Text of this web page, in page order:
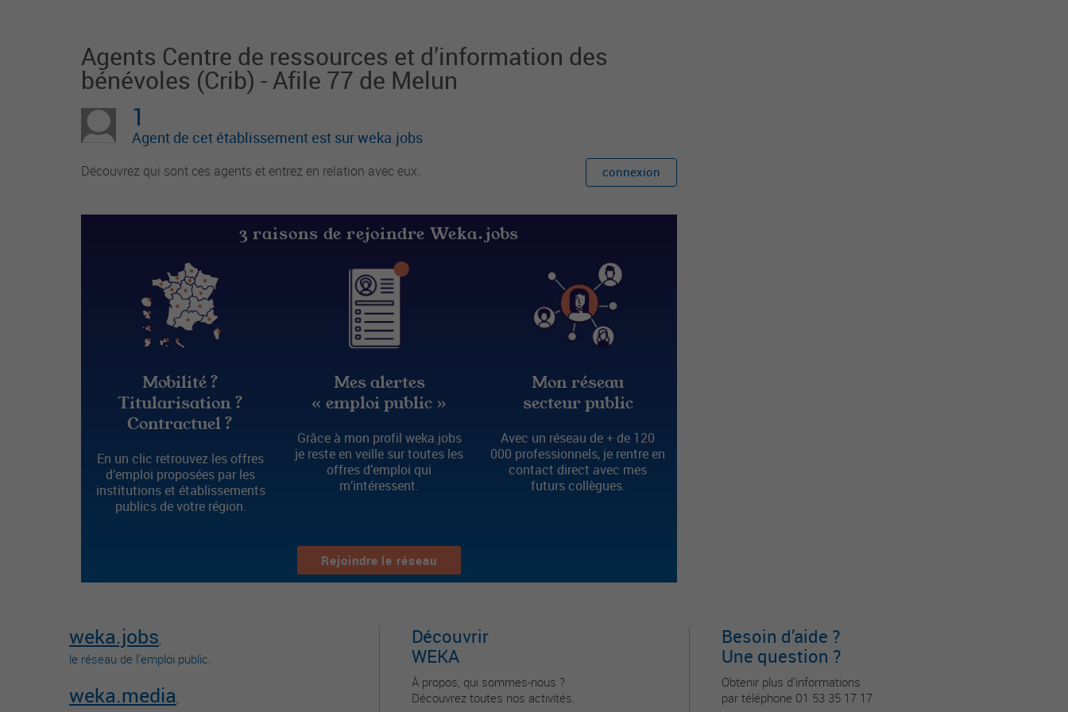
Agents Centre de ressources et d’information des
bénévoles (Crib) - Afile 77 de Melun
1
Agent de cet établissement est sur weka.jobs
Découvrez qui sont ces agents et entrez en relation avec eux. connexion
3 raisons de rejoindre Weka.jobs
Mobilité ?
Titularisation ?
Contractuel ?
En un clic retrouvez les offres
d’emploi proposées par les
institutions et établissements
publics de votre région.
Mes alertes
« emploi public »
Grâce à mon profil weka.jobs
je reste en veille sur toutes les
offres d’emploi qui
m’intéressent.
Mon réseau
secteur public
Avec un réseau de + de 120
000 professionnels, je rentre en
contact direct avec mes
futurs collègues.
Rejoindre le réseau
weka.jobs,
le réseau de l’emploi public.
weka.media,
Découvrir
WEKA
À propos, qui sommes-nous ?
Découvrez toutes nos activités.
Besoin d’aide ?
Une question ?
Obtenir plus d’informations
par téléphone 01 53 35 17 17